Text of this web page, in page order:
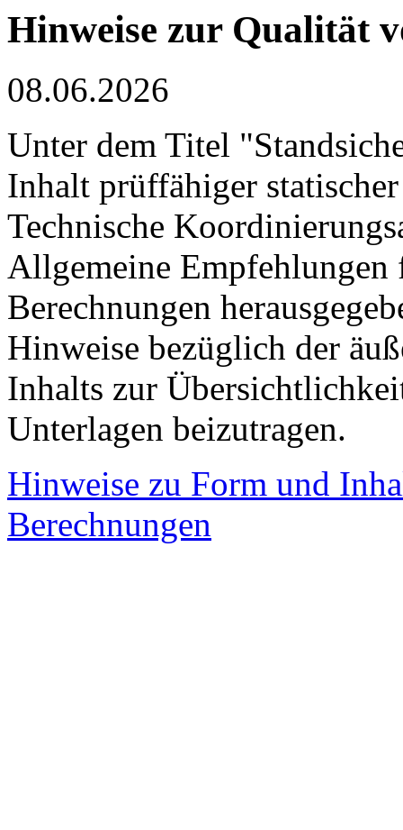
Hinweise zur Qualität
08.06.2026
Unter dem Titel
Inhalt prüffähiger
Technische
Allgemeine
Berechnungen
Hinweise bezüglich der
Inhalts zur
Unterlagen beizutragen.
Hinweise zu Form und
Berechnungen